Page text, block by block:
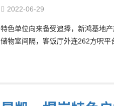
2022-06-29
特色单位向来备受追捧，新鸿基地
储物室间隔，客饭厅外连262方呎